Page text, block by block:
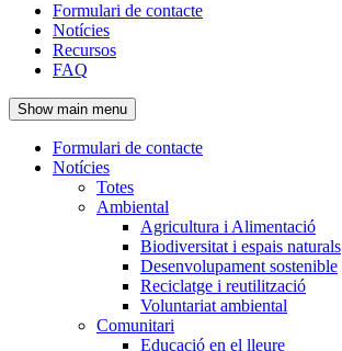
Navegació
principal
de
l'encapçalament
Formulari de contacte
Notícies
Recursos
FAQ
Show main menu
Navegació
principal
Formulari de contacte
Notícies
Totes
Ambiental
Agricultura i Alimentació
Biodiversitat i espais naturals
Desenvolupament sostenible
Reciclatge i reutilització
Voluntariat ambiental
Comunitari
Educació en el lleure